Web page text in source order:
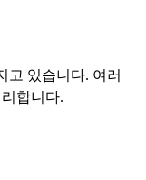
고 있습니다. 여러
합니다.